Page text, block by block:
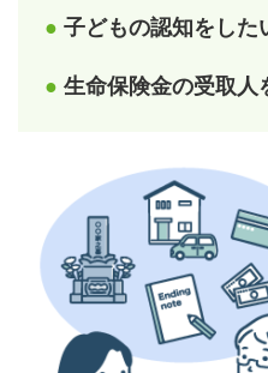
● 子どもの認知をした
● 生命保険金の受取人